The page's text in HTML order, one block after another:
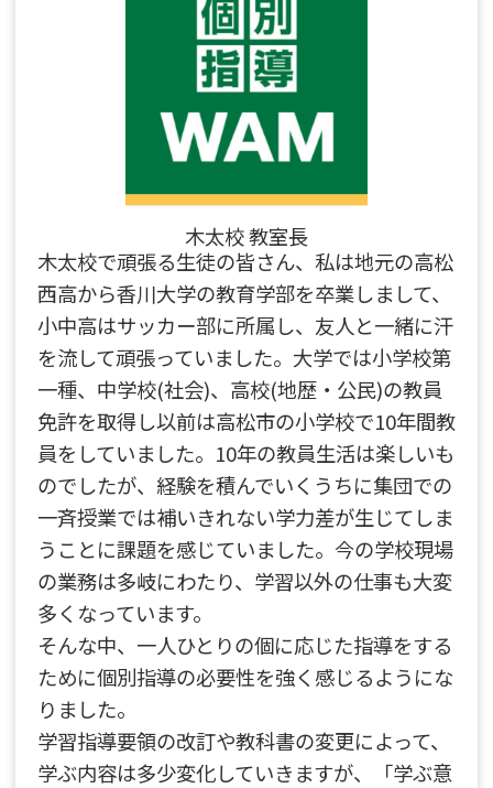
木太校 教室長
木太校で頑張る生徒の皆さん、私は地元の高松
西高から香川大学の教育学部を卒業しまして、
小中高はサッカー部に所属し、友人と一緒に汗
を流して頑張っていました。大学では小学校第
一種、中学校(社会)、高校(地歴・公民)の教員
免許を取得し以前は高松市の小学校で10年間教
員をしていました。10年の教員生活は楽しいも
のでしたが、経験を積んでいくうちに集団での
一斉授業では補いきれない学力差が生じてしま
うことに課題を感じていました。今の学校現場
の業務は多岐にわたり、学習以外の仕事も大変
多くなっています。
そんな中、一人ひとりの個に応じた指導をする
ために個別指導の必要性を強く感じるようにな
りました。
学習指導要領の改訂や教科書の変更によって、
学ぶ内容は多少変化していきますが、「学ぶ意